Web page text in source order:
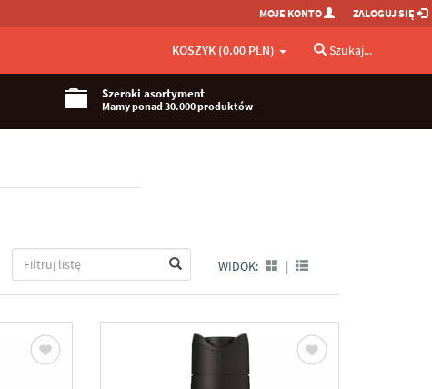
MOJE KONTO ZALOGUJ SIĘ
KOSZYK (0.00 PLN) Szukaj...
Szeroki asortyment
Mamy ponad 30.000 produktów
WIDOK: |